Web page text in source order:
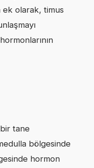
ek olarak, timus
tane
bölgesinde
hormon